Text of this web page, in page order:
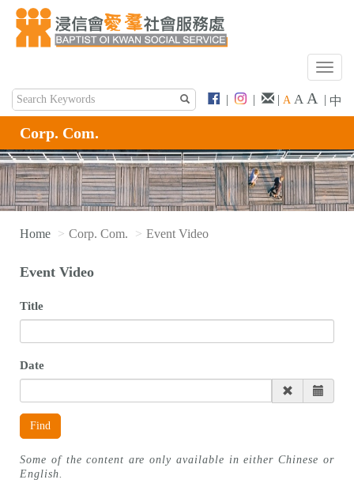
T
g
e
n
a
v
| | | A A A | 中
Corp. Com.
Home Corp. Com. Event Video
Event Video
Title
Date
Find
Some of the content are only available in either Chinese or
English.